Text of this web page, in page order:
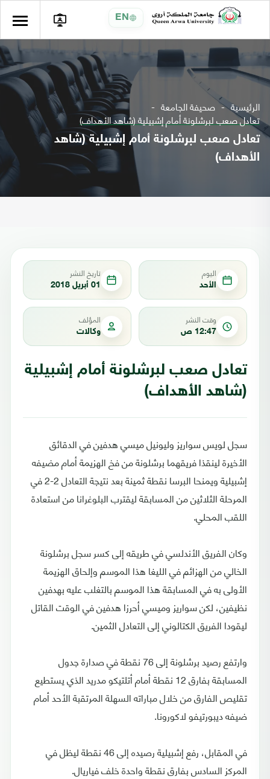
EN
الرئيسية صحيفة الجامعة
تعادل صعب لبرشلونة أمام إشبيلية (شاهد الأهداف)
تعادل صعب لبرشلونة أمام إشبيلية (شاهد
الأهداف)
اليوم
الأحد
تاريخ النشر
01 أبريل 2018
وقت النشر
12:47 ص
المؤلف
وكالات
تعادل صعب لبرشلونة أمام إشبيلية
(شاهد الأهداف)
سجل لويس سواريز وليونيل ميسي هدفين في الدقائق
الأخيرة لينقذا فريقهما برشلونة من فخ الهزيمة أمام مضيفه
إشبيلية ويمنحا البرسا نقطة ثمينة بعد نتيجة التعادل 2-2 في
المرحلة الثلاثين من المسابقة ليقترب البلوغرانا من استعادة
اللقب المحلي.
وكان الفريق الأندلسي في طريقه إلى كسر سجل برشلونة
الخالي من الهزائم في الليغا هذا الموسم وإلحاق الهزيمة
الأولى به في المسابقة هذا الموسم بالتغلب عليه بهدفين
نظيفين، لكن سواريز وميسي أحرزا هدفين في الوقت القاتل
ليقودا الفريق الكتالوني إلى التعادل الثمين.
وارتفع رصيد برشلونة إلى 76 نقطة في صدارة جدول
المسابقة بفارق 12 نقطة أمام أتلتيكو مدريد الذي يستطيع
تقليص الفارق من خلال مباراته السهلة المرتقبة الأحد أمام
ضيفه ديبورتيفو لاكورونا.
في المقابل، رفع إشبيلية رصيده إلى 46 نقطة ليظل في
المركز السادس بفارق نقطة واحدة خلف فياريال.